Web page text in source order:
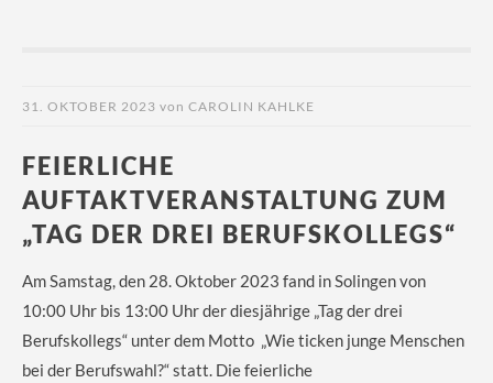
31. OKTOBER 2023 von CAROLIN KAHLKE
FEIERLICHE
AUFTAKTVERANSTALTUNG ZUM
„TAG DER DREI BERUFSKOLLEGS“
Am Samstag, den 28. Oktober 2023 fand in Solingen von
10:00 Uhr bis 13:00 Uhr der diesjährige „Tag der drei
Berufskollegs“ unter dem Motto „Wie ticken junge Menschen
bei der Berufswahl?“ statt. Die feierliche